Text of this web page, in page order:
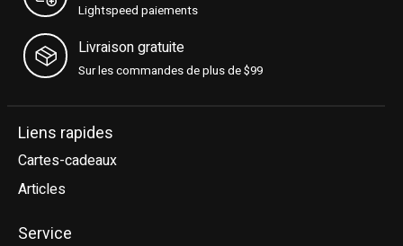
Lightspeed paiements
Livraison gratuite
Sur les commandes de plus de $99
Liens rapides
Cartes-cadeaux
Articles
Service